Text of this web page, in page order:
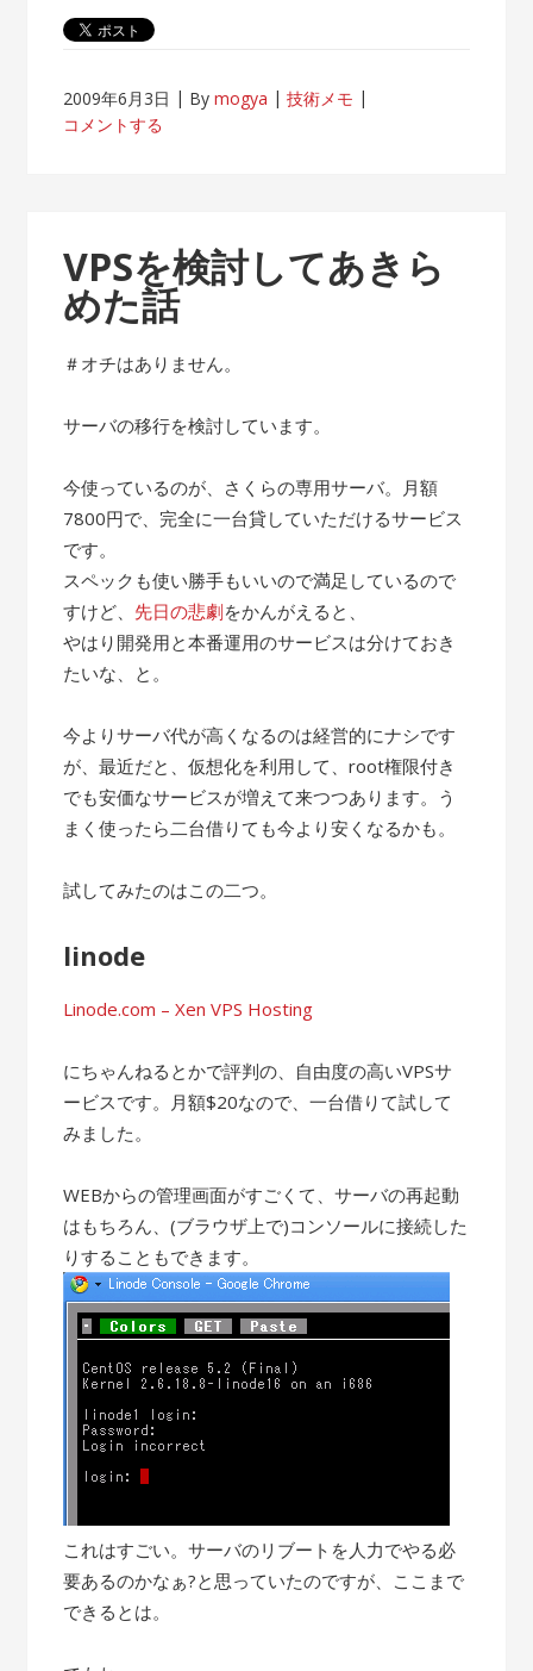
2009年6月3日 Bymogya
技術メモ
コメントする
VPSを検討してあきら
めた話
＃オチはありません。
サーバの移行を検討しています。
今使っているのが、さくらの専用サーバ。月額
7800円で、完全に一台貸していただけるサービス
です。
スペックも使い勝手もいいので満足しているので
すけど、 先日の悲劇をかんがえると、
やはり開発用と本番運用のサービスは分けておき
たいな、と。
今よりサーバ代が高くなるのは経営的にナシです
が、最近だと、仮想化を利用して、root権限付き
でも安価なサービスが増えて来つつあります。う
まく使ったら二台借りても今より安くなるかも。
試してみたのはこの二つ。
linode
Linode.com – Xen VPS Hosting
にちゃんねるとかで評判の、自由度の高いVPSサ
ービスです。月額$20なので、一台借りて試して
みました。
WEBからの管理画面がすごくて、サーバの再起動
はもちろん、(ブラウザ上で)コンソールに接続した
りすることもできます。
これはすごい。サーバのリブートを人力でやる必
要あるのかなぁ?と思っていたのですが、ここまで
できるとは。